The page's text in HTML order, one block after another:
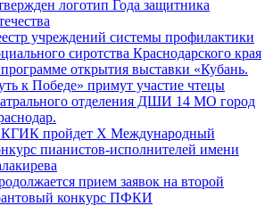
логотип Года защитника
учреждений системы профилактики
сиротства Краснодарского края
открытия выставки «Кубань.
к Победе» примут участие чтецы
отделения ДШИ 14 МО город
пройдет Х Международный
пианистов-исполнителей имени
прием заявок на второй
конкурс ПФКИ